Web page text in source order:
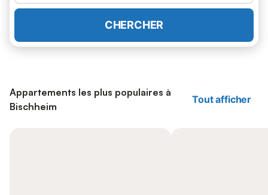
CHERCHER
Appartements les plus populaires à
Bischheim
Tout afficher